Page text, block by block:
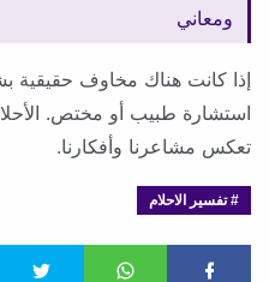
ومعاني
إذا كانت هناك مخاوف حقيقية
استشارة طبيب أو مختص.
تعكس مشاعرنا وأفكارنا.
تفسير الاحلام